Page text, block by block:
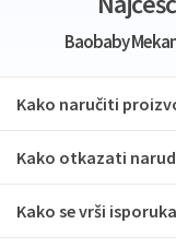
Baobaby
Kako naručiti
Kako otkazati
Kako se vrši